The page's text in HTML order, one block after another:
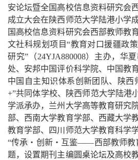
安论坛暨全国高校信息资料研究会
成立大会在陕西师范大学陆港小学
国高校信息资料研究会西部教师教
文社科规划项目“教育对口援疆政
研究”（24YJA880008）主办，华
处、安邦中国评价科学院、中国教
中国自主知识体系创新团队、陕西
+”共同体学校、陕西师范大学陆港
学派承办，兰州大学高等教育研究
部、西南大学教育学部、西藏大学
教育学部、四川师范大学教育科学
“传承・创新・互鉴——西部教师教
题，设置期刊主编圆桌论坛及高校